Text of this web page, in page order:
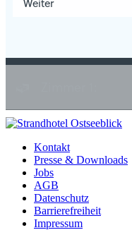
Weiter
Kontakt
Presse & Downloads
Jobs
AGB
Datenschutz
Barrierefreiheit
Impressum